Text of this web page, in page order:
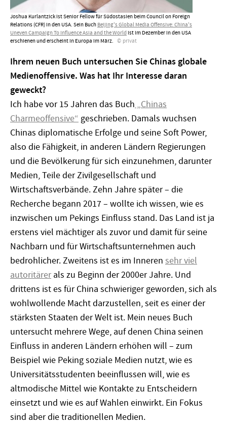
Joshua Kurlantzick ist Senior Fellow für Südostasien beim Council on Foreign
Relations (CFR) in den USA. Sein Buch Beijing's Global Media Offensive: China's
Uneven Campaign To Influence Asia and the Worldist im Dezember in den USA
erschienen und erscheint in Europa im März.
privat
Ihrem neuen Buch untersuchen Sie Chinas globale
Medienoffensive. Was hat Ihr Interesse daran
geweckt?
Ich habe vor 15 Jahren das Buch „Chinas
Charmeoffensive“ geschrieben. Damals wuchsen
Chinas diplomatische Erfolge und seine Soft Power,
also die Fähigkeit, in anderen Ländern Regierungen
und die Bevölkerung für sich einzunehmen, darunter
Medien, Teile der Zivilgesellschaft und
Wirtschaftsverbände. Zehn Jahre später – die
Recherche begann 2017 – wollte ich wissen, wie es
inzwischen um Pekings Einfluss stand. Das Land ist ja
erstens viel mächtiger als zuvor und damit für seine
Nachbarn und für Wirtschaftsunternehmen auch
bedrohlicher. Zweitens ist es im Inneren sehr viel
autoritärer als zu Beginn der 2000er Jahre. Und
drittens ist es für China schwieriger geworden, sich als
wohlwollende Macht darzustellen, seit es einer der
stärksten Staaten der Welt ist. Mein neues Buch
untersucht mehrere Wege, auf denen China seinen
Einfluss in anderen Ländern erhöhen will – zum
Beispiel wie Peking soziale Medien nutzt, wie es
Universitätsstudenten beeinflussen will, wie es
altmodische Mittel wie Kontakte zu Entscheidern
einsetzt und wie es auf Wahlen einwirkt. Ein Fokus
sind aber die traditionellen Medien.